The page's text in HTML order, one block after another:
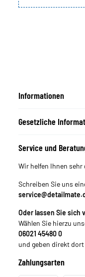
Informationen
Gesetzliche
Service und
Wir helfen Ihnen sehr
Schreiben Sie uns
Oder lassen Sie sich
Wählen Sie hierzu
06021 45480 0
und geben direkt
Zahlungsarten